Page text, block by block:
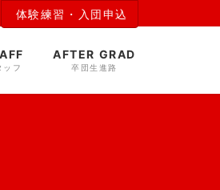
体験練習・入団申込
ッフ
AFTER GRAD
卒団生進路